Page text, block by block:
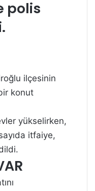
polis
ilçesinin
konut
yükselirken,
itfaiye,